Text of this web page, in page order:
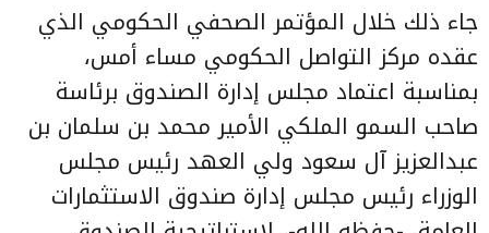
جاء ذلك خلال المؤتمر الصحفي الحكومي الذي
عقده مركز التواصل الحكومي مساء أمس،
بمناسبة اعتماد مجلس إدارة الصندوق برئاسة
صاحب السمو الملكي الأمير محمد بن سلمان بن
عبدالعزيز آل سعود ولي العهد رئيس مجلس
الوزراء رئيس مجلس إدارة صندوق الاستثمارات